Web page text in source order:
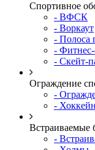
Спортивное
- ВФСК
- Воркаут
- Полоса
-
- Скейт-
Ограждение
-
-
Встраиваемые
-